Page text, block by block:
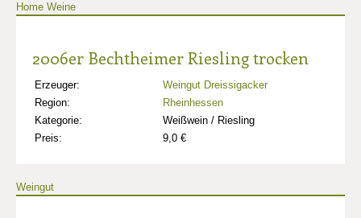
Home Weine
2006er Bechtheimer Riesling trocken
Erzeuger:
Weingut Dreissigacker
Region:
Rheinhessen
Kategorie:
Weißwein / Riesling
Preis:
9,0 €
Weingut